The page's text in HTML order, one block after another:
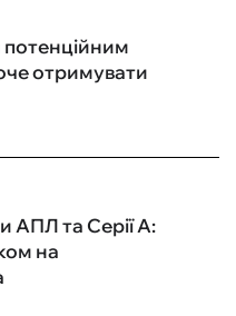
отримувати
АПЛ та Серії А:
на